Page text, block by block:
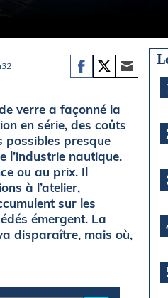
verre a façonné la
en série, des coûts
possibles presque
l’industrie nautique.
ou au prix. Il
à l’atelier,
sur les
émergent. La
disparaître, mais où,